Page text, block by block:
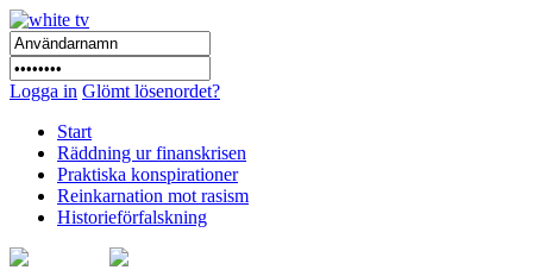
Logga in Glömt lösenordet?
Start
Räddning ur finanskrisen
Praktiska konspirationer
Reinkarnation mot rasism
Historieförfalskning